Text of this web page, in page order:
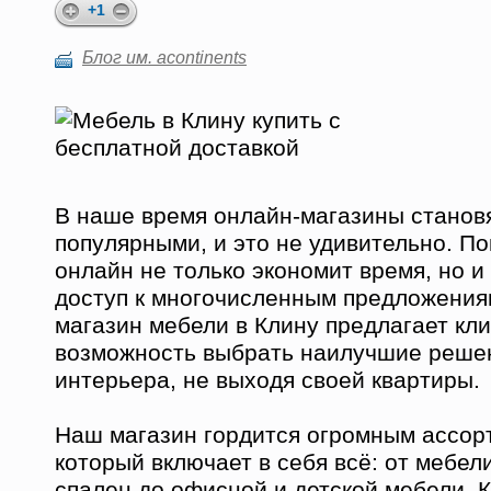
+1
Блог им. acontinents
В наше время онлайн-магазины
популярными, и это не удивительно.
онлайн не только экономит время, но и
доступ к многочисленным
магазин мебели в Клину предлагает
возможность выбрать наилучшие
интерьера, не выходя своей квартиры.
Наш магазин гордится огромным
который включает в себя всё: от